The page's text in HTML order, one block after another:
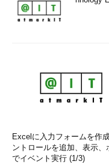
Excelに入力フォームを作
ントロールを追加、表示、
でイベント実行 (1/3)